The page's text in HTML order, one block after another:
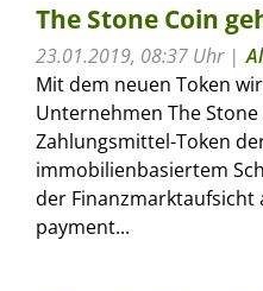
The Stone Coin
23.01.2019, 08:37 Uhr
Mit dem neuen Token
Unternehmen The
Zahlungsmittel-Token
immobilienbasiertem
der Finanzmarktaufsicht
payment...